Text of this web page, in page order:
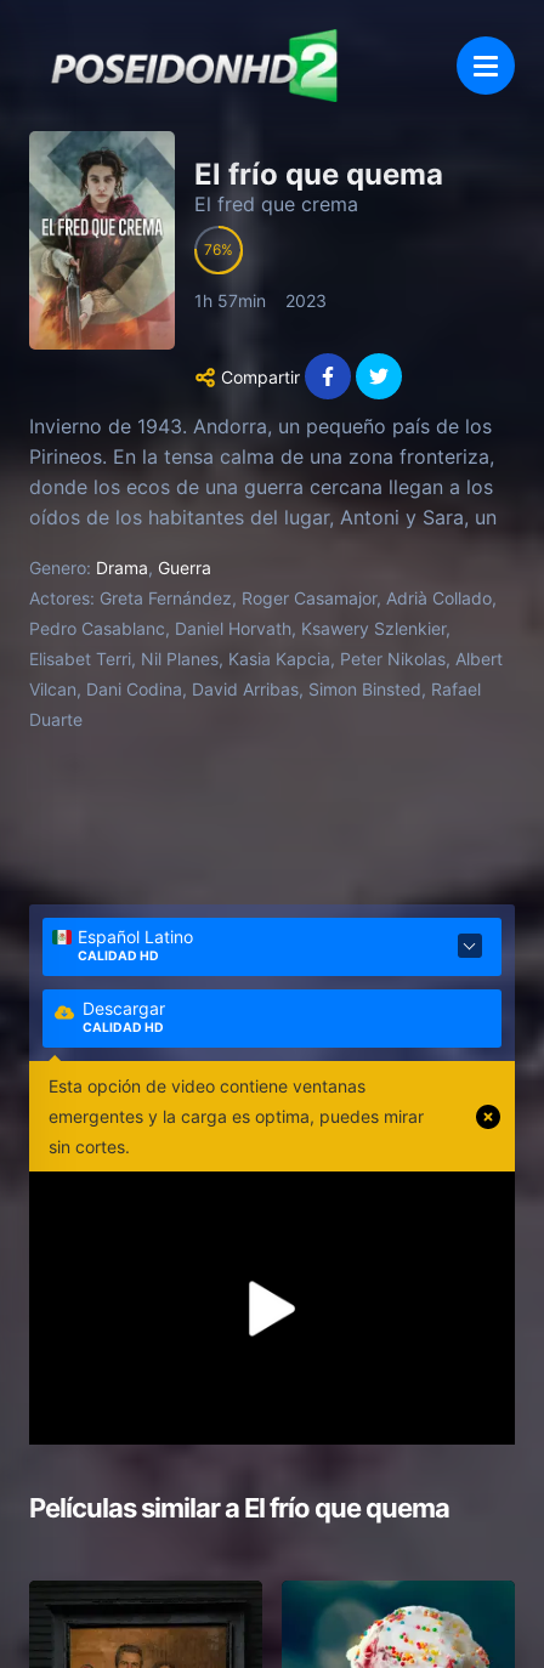
El frío que quema
El fred que crema
76
1h 57min 2023
Compartir
Invierno de 1943. Andorra, un pequeño país de los
Pirineos. En la tensa calma de una zona fronteriza,
donde los ecos de una guerra cercana llegan a los
oídos de los habitantes del lugar, Antoni y Sara, un
sabe exactamente qué está pasando, ni por qué se
pelea, la prioridad es sobrevivir un día más.
Genero: Drama, Guerra
Actores: Greta Fernández, Roger Casamajor, Adrià Collado,
Pedro Casablanc, Daniel Horvath, Ksawery Szlenkier,
Elisabet Terri, Nil Planes, Kasia Kapcia, Peter Nikolas, Albert
Vilcan, Dani Codina, David Arribas, Simon Binsted, Rafael
Duarte
Español Latino
CALIDAD HD
Descargar
CALIDAD HD
Esta opción de video contiene ventanas
emergentes y la carga es optima, puedes mirar
sin cortes.
Películas similar aEl frío que quema